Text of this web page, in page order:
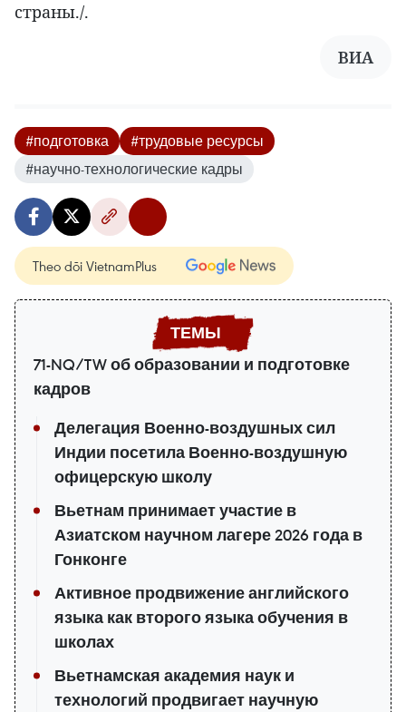
страны./.
ВИА
#подготовка
#трудовые ресурсы
#научно-технологические кадры
Theo dõi VietnamPlus
71-NQ/TW об образовании и подготовке
кадров
Делегация Военно-воздушных сил
Индии посетила Военно-воздушную
офицерскую школу
Вьетнам принимает участие в
Азиатском научном лагере 2026 года в
Гонконге
Активное продвижение английского
языка как второго языка обучения в
школах
Вьетнамская академия наук и
технологий продвигает научную